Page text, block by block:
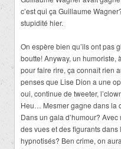
c’est qui ça Guillaume
stupidité hier.
On espère bien qu’ils ont pas
boutte! Anyway, un humoriste,
pour faire rire, ça connaît rien
penses que Lise Dion a une
oui, continue de tweeter,
Heu… Mesmer gagne dans la
Dans un gala d’humour?
des vues et des figurants dans
hypnotisés? Ben crime, on